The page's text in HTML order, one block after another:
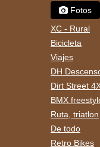
Fotos
XC - Rural
Bicicleta
Viajes
DH
Dirt Street
BMX
Ruta, triatlon
De todo
Retro Bikes